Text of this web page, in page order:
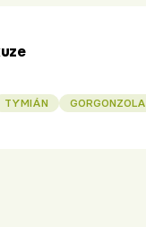
TYMIÁN GORGONZOLA